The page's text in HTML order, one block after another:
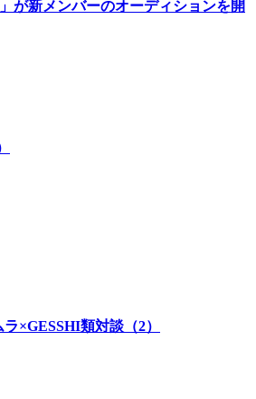
が新メンバーのオーディションを開
×GESSHI類対談（2）